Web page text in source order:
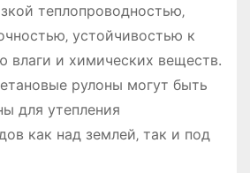
теплопроводностью‚
устойчивостью к
влаги и химических веществ.
рулоны могут быть
для утепления
как над землей‚ так и под